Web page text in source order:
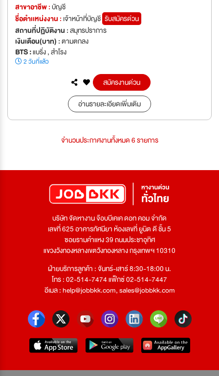
สาขาอาชีพ :บัญชี
ชื่อตำเเหน่งงาน : เจ้าหน้าที่บัญชี รับสมัครด่วน
สถานที่ปฏิบัติงาน :สมุทรปราการ
เงินเดือน(บาท) :ตามตกลง
BTS :แบริ่ง , สำโรง
2 วันที่แล้ว
สมัครงานด่วน
อ่านรายละเอียดเพิ่มเติม
จำนวนประกาศงานทั้งหมด 6 รายการ
บริษัท จัดหางาน จ๊อบบีเคเค ดอท คอม จำกัด
เลขที่ 625 อาคารทัศนียา ห้องเลขที่ ยูนิต ดี ชั้น 5
ซอยรามคำแหง 39 ถนนประชาอุทิศ
แขวงวังทองหลางเขตวังทองหลาง กรุงเทพฯ 10310
ฝ่ายบริการลูกค้า : จันทร์-เสาร์ 8:30-18:00 น.
โทร : 02-514-7474 แฟ็กซ์ 02-514-7447
อีเมล :help@jobbkk.com,sales@jobbkk.com